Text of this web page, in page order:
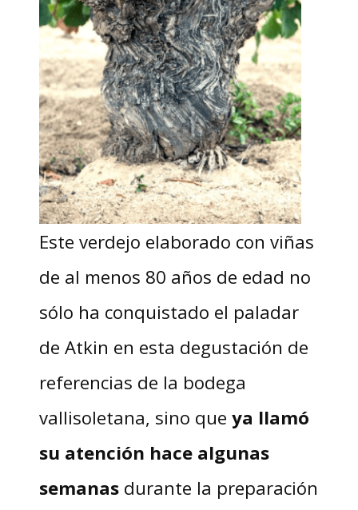
Este verdejo elaborado con viñas
de al menos 80 años de edad no
sólo ha conquistado el paladar
de Atkin en esta degustación de
referencias de la bodega
vallisoletana, sino que ya llamó
su atención hace algunas
semanasdurante la preparación